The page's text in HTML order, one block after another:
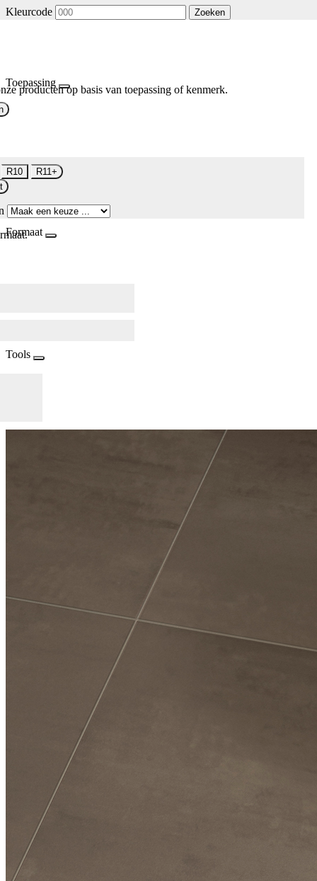
Kleurcode Zoeken
Toepassing
producten op basis van toepassing of kenmerk.
R10
R11+
Formaat
Tools